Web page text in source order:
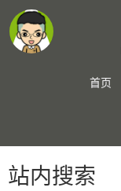
首页
站内搜索